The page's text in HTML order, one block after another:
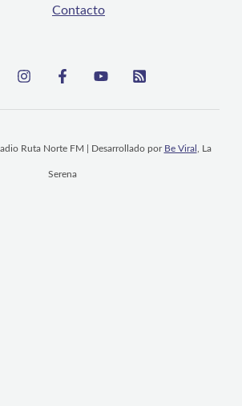
Contacto
Ruta Norte FM | Desarrollado por Be Viral , La
Serena